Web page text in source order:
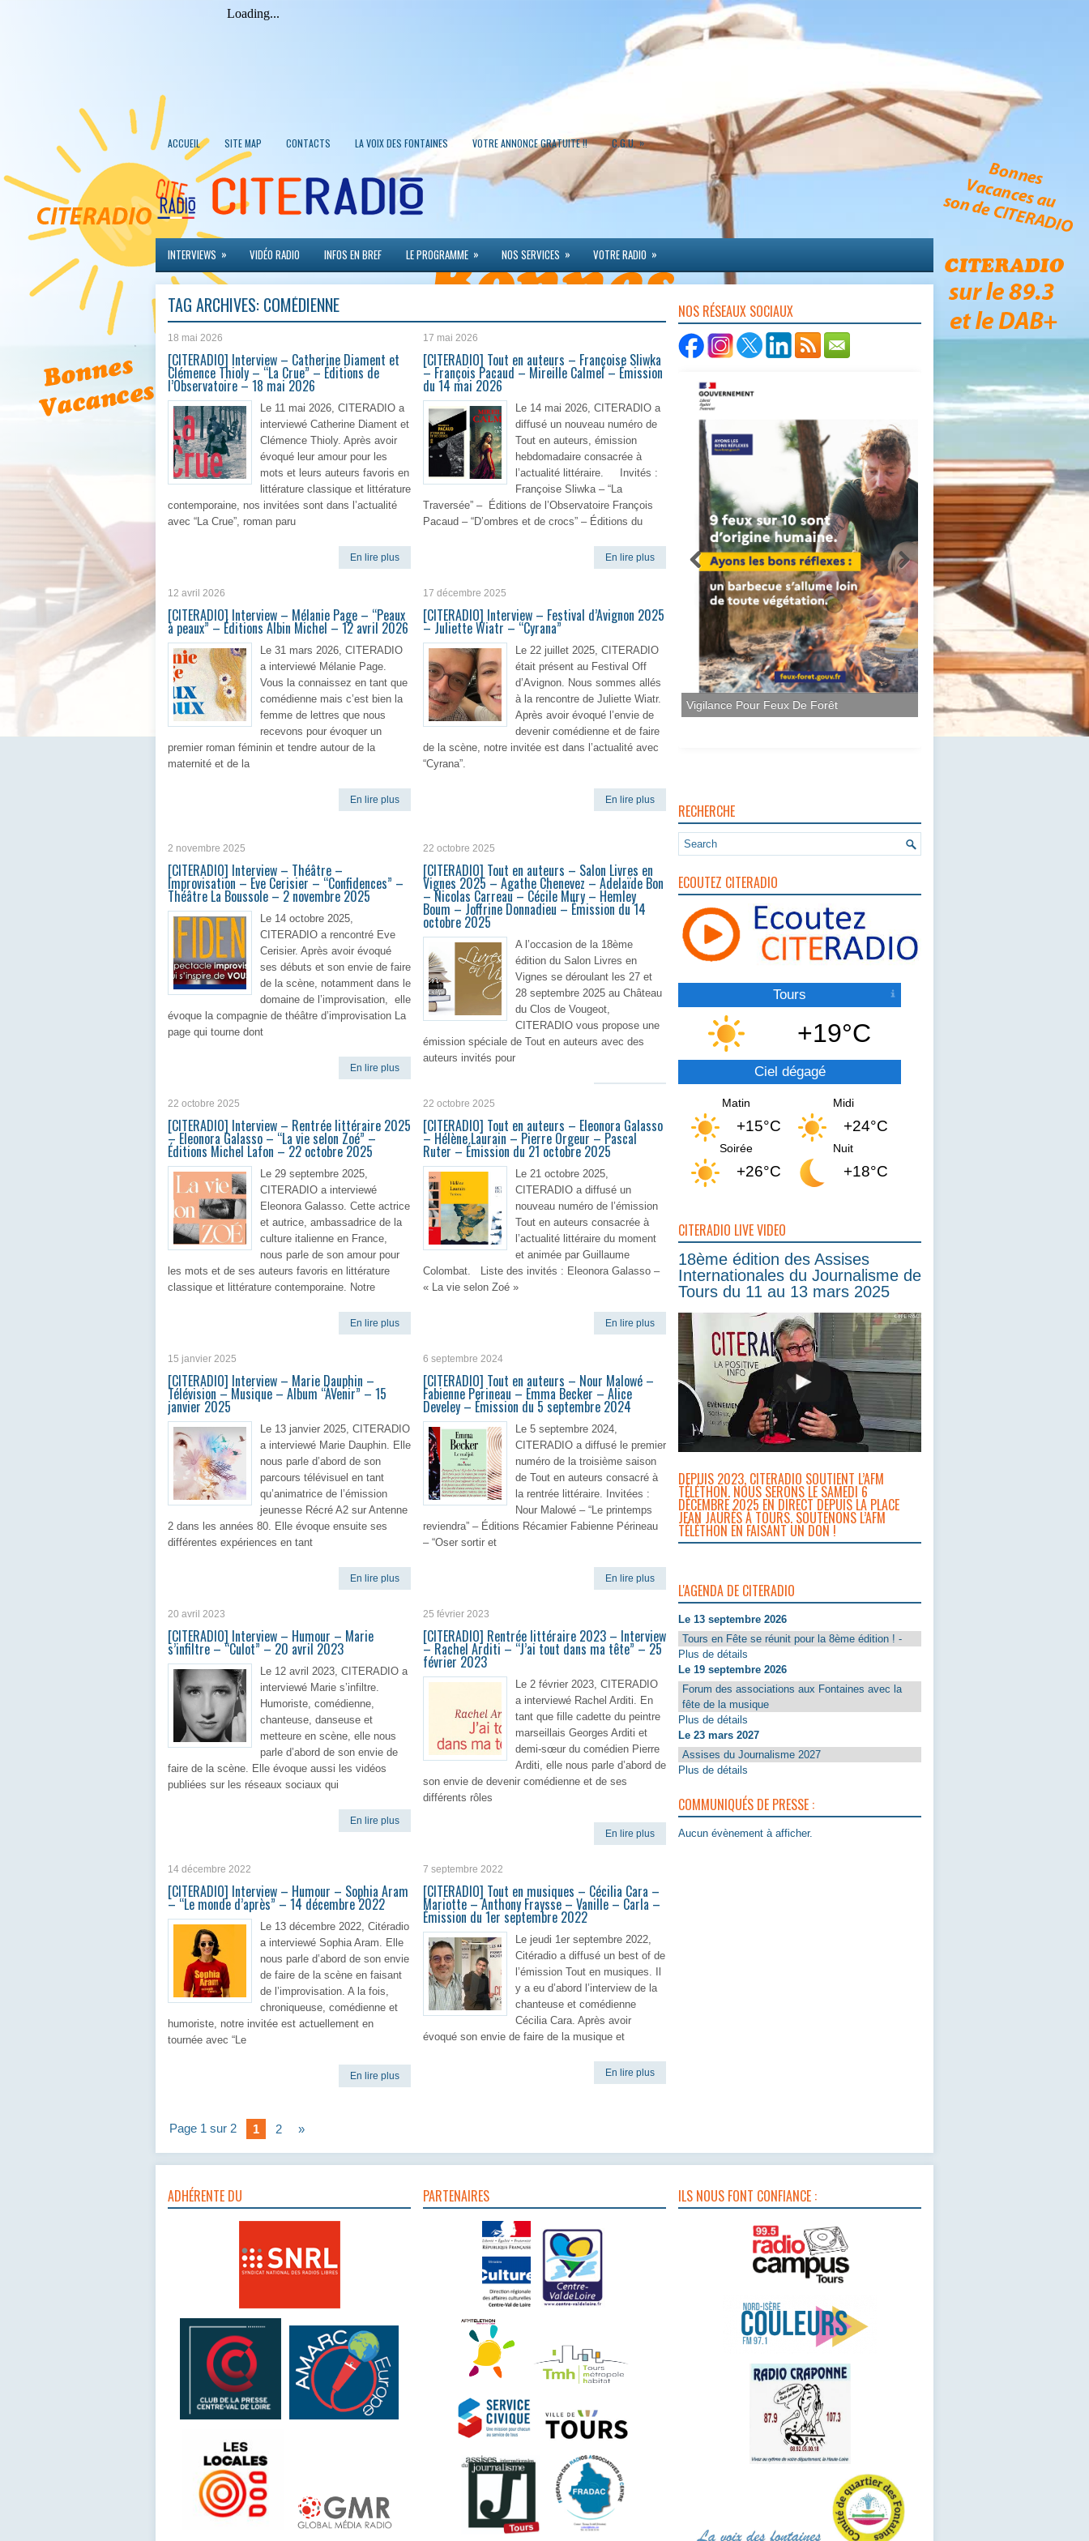
ACCUEIL SITE MAP CONTACTS LA VOIX DES FONTAINES VOTRE ANNONCE GRATUITE !! C.G.U. »
INTERVIEWS » VIDÉO RADIO INFOS EN BREF LE PROGRAMME » NOS SERVICES » VOTRE RADIO »
TAG ARCHIVES: COMÉDIENNE
18 mai 2026
[CITERADIO] Interview – Catherine Diament et
Clémence Thioly – “La Crue” – Éditions de
l’Observatoire – 18 mai 2026
Le 11 mai 2026, CITERADIO a
interviewé Catherine Diament et
Clémence Thioly. Après avoir
évoqué leur amour pour les
mots et leurs auteurs favoris en
littérature classique et littérature
contemporaine, nos invitées sont dans l’actualité
avec “La Crue”, roman paru
En lire plus
17 mai 2026
[CITERADIO] Tout en auteurs – Françoise Sliwka
– François Pacaud – Mireille Calmel – Émission
du 14 mai 2026
Le 14 mai 2026, CITERADIO a
diffusé un nouveau numéro de
Tout en auteurs, émission
hebdomadaire consacrée à
l’actualité littéraire. Invités :
Françoise Sliwka – “La
Traversée” – Éditions de l’Observatoire François
Pacaud – “D’ombres et de crocs” – Éditions du
En lire plus
12 avril 2026
[CITERADIO] Interview – Mélanie Page – “Peaux
à peaux” – Éditions Albin Michel – 12 avril 2026
Le 31 mars 2026, CITERADIO
a interviewé Mélanie Page.
Vous la connaissez en tant que
comédienne mais c’est bien la
femme de lettres que nous
recevons pour évoquer un
premier roman féminin et tendre autour de la
maternité et de la
En lire plus
17 décembre 2025
[CITERADIO] Interview – Festival d’Avignon 2025
– Juliette Wiatr – “Cyrana”
Le 22 juillet 2025, CITERADIO
était présent au Festival Off
d’Avignon. Nous sommes allés
à la rencontre de Juliette Wiatr.
Après avoir évoqué l’envie de
devenir comédienne et de faire
de la scène, notre invitée est dans l’actualité avec
“Cyrana”.
En lire plus
2 novembre 2025
[CITERADIO] Interview – Théâtre –
Improvisation – Eve Cerisier – “Confidences” –
Théâtre La Boussole – 2 novembre 2025
Le 14 octobre 2025,
CITERADIO a rencontré Eve
Cerisier. Après avoir évoqué
ses débuts et son envie de faire
de la scène, notamment dans le
domaine de l’improvisation, elle
évoque la compagnie de théâtre d’improvisation La
page qui tourne dont
En lire plus
22 octobre 2025
[CITERADIO] Tout en auteurs – Salon Livres en
Vignes 2025 – Agathe Chenevez – Adelaïde Bon
– Nicolas Carreau – Cécile Mury – Hemley
Boum – Joffrine Donnadieu – Émission du 14
octobre 2025
A l’occasion de la 18ème
édition du Salon Livres en
Vignes se déroulant les 27 et
28 septembre 2025 au Château
du Clos de Vougeot,
CITERADIO vous propose une
émission spéciale de Tout en auteurs avec des
auteurs invités pour
22 octobre 2025
[CITERADIO] Interview – Rentrée littéraire 2025
– Eleonora Galasso – “La vie selon Zoé” –
Éditions Michel Lafon – 22 octobre 2025
Le 29 septembre 2025,
CITERADIO a interviewé
Eleonora Galasso. Cette actrice
et autrice, ambassadrice de la
culture italienne en France,
nous parle de son amour pour
les mots et de ses auteurs favoris en littérature
classique et littérature contemporaine. Notre
En lire plus
22 octobre 2025
[CITERADIO] Tout en auteurs – Eleonora Galasso
– Hélène Laurain – Pierre Orgeur – Pascal
Ruter – Émission du 21 octobre 2025
Le 21 octobre 2025,
CITERADIO a diffusé un
nouveau numéro de l’émission
Tout en auteurs consacrée à
l’actualité littéraire du moment
et animée par Guillaume
Colombat. Liste des invités : Eleonora Galasso –
« La vie selon Zoé »
En lire plus
15 janvier 2025
[CITERADIO] Interview – Marie Dauphin –
Télévision – Musique – Album “ÀVenir” – 15
janvier 2025
Le 13 janvier 2025, CITERADIO
a interviewé Marie Dauphin. Elle
nous parle d’abord de son
parcours télévisuel en tant
qu’animatrice de l’émission
jeunesse Récré A2 sur Antenne
2 dans les années 80. Elle évoque ensuite ses
différentes expériences en tant
En lire plus
6 septembre 2024
[CITERADIO] Tout en auteurs – Nour Malowé –
Fabienne Perineau – Emma Becker – Alice
Develey – Émission du 5 septembre 2024
Le 5 septembre 2024,
CITERADIO a diffusé le premier
numéro de la troisième saison
de Tout en auteurs consacré à
la rentrée littéraire. Invitées :
Nour Malowé – “Le printemps
reviendra” – Éditions Récamier Fabienne Périneau
– “Oser sortir et
En lire plus
20 avril 2023
[CITERADIO] Interview – Humour – Marie
s’infiltre – “Culot” – 20 avril 2023
Le 12 avril 2023, CITERADIO a
interviewé Marie s’infiltre.
Humoriste, comédienne,
chanteuse, danseuse et
metteure en scène, elle nous
parle d’abord de son envie de
faire de la scène. Elle évoque aussi les vidéos
publiées sur les réseaux sociaux qui
En lire plus
25 février 2023
[CITERADIO] Rentrée littéraire 2023 – Interview
– Rachel Arditi – “J’ai tout dans ma tête” – 25
février 2023
Le 2 février 2023, CITERADIO
a interviewé Rachel Arditi. En
tant que fille cadette du peintre
marseillais Georges Arditi et
demi-sœur du comédien Pierre
Arditi, elle nous parle d’abord de
son envie de devenir comédienne et de ses
différents rôles
En lire plus
14 décembre 2022
[CITERADIO] Interview – Humour – Sophia Aram
– “Le monde d’après” – 14 décembre 2022
Le 13 décembre 2022, Citéradio
a interviewé Sophia Aram. Elle
nous parle d’abord de son envie
de faire de la scène en faisant
de l’improvisation. A la fois,
chroniqueuse, comédienne et
humoriste, notre invitée est actuellement en
tournée avec “Le
En lire plus
7 septembre 2022
[CITERADIO] Tout en musiques – Cécilia Cara –
Mariotte – Anthony Fraysse – Vanille – Carla –
Émission du 1er septembre 2022
Le jeudi 1er septembre 2022,
Citéradio a diffusé un best of de
l’émission Tout en musiques. Il
y a eu d’abord l’interview de la
chanteuse et comédienne
Cécilia Cara. Après avoir
évoqué son envie de faire de la musique et
En lire plus
Page 1 sur 2 1 2 »
NOS RÉSEAUX SOCIAUX
Vigilance Pour Feux De Forêt
RECHERCHE
ECOUTEZ CITERADIO
Tours
+19°C
Ciel dégagé
Matin
+15°C
Midi
+24°C
Soirée
+26°C
Nuit
+18°C
CITERADIO LIVE VIDEO
18ème édition des Assises
Internationales du Journalisme de
Tours du 11 au 13 mars 2025
DEPUIS 2023, CITERADIO SOUTIENT L’AFM
TÉLÉTHON. NOUS SERONS LE SAMEDI 6
DÉCEMBRE 2025 EN DIRECT DEPUIS LA PLACE
JEAN JAURÈS À TOURS. SOUTENONS L’AFM
TÉLÉTHON EN FAISANT UN DON !
L'AGENDA DE CITERADIO
Le 13 septembre 2026
Tours en Fête se réunit pour la 8ème édition ! -
Plus de détails
Le 19 septembre 2026
Forum des associations aux Fontaines avec la
fête de la musique
Plus de détails
Le 23 mars 2027
Assises du Journalisme 2027
Plus de détails
COMMUNIQUÉS DE PRESSE :
Aucun évènement à afficher.
ADHÉRENTE DU PARTENAIRES ILS NOUS FONT CONFIANCE :